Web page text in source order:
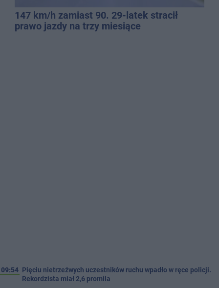
147 km/h zamiast 90. 29-latek stracił
prawo jazdy na trzy miesiące
09:54 Pięciu nietrzeźwych uczestników ruchu wpadło w ręce policji.
Rekordzista miał 2,6 promila